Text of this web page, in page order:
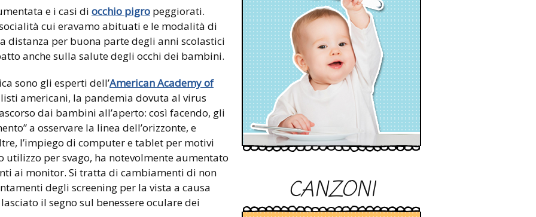
e i casi di occhio pigro peggiorati.
cui eravamo abituati e le modalità di
distanza per buona parte degli anni scolastici
anche sulla salute degli occhi dei bambini.
sono gli esperti dell’American Academy of
americani, la pandemia dovuta al virus
dai bambini all’aperto: così facendo, gli
a osservare la linea dell’orizzonte, e
l’impiego di computer e tablet per motivi
per svago, ha notevolmente aumentato
ai monitor. Si tratta di cambiamenti di non
degli screening per la vista a causa
il segno sul benessere oculare dei
CANZONI